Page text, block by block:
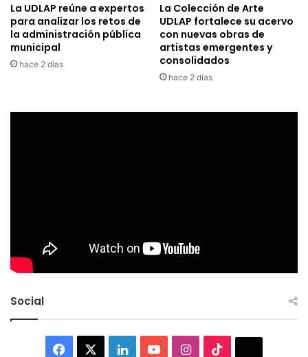
La UDLAP reúne a expertos
para analizar los retos de
la administración pública
municipal
hace 2 días
La Colección de Arte
UDLAP fortalece su acervo
con nuevas obras de
artistas emergentes y
consolidados
hace 2 días
Social
Facebook LinkedInYouTubeInstagram